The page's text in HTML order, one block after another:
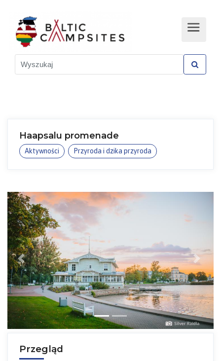
Haapsalu promenade
Aktywności Przyroda i dzika przyroda
Previous Next
Przegląd